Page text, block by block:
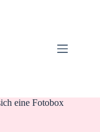
eine Fotobox